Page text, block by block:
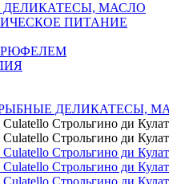
МАСЛО
ПИТАНИЕ
ДЕЛИКАТЕСЫ,